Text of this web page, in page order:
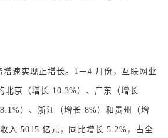
速实现正增长。1－4 月份，互联网业
北京（增长 10.3%）、广东（增长
）、浙江（增长 8%）和贵州（增
入 5015 亿元，同比增长 5.2%，占全